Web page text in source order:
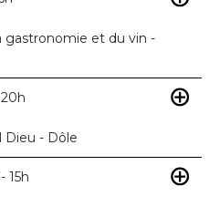
gastronomie et du vin -
Dieu - Dôle
15h